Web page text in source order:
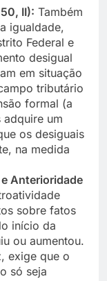
II): Também
igualdade,
Federal e
desigual
em situação
tributário
formal (a
adquire um
os desiguais
na medida
Anterioridade
sobre fatos
início da
ou aumentou.
exige que o
só seja